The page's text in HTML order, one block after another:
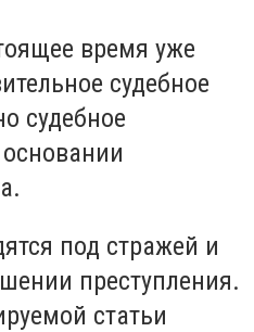
время уже
судебное
судебное
под стражей и
преступления.
статьи